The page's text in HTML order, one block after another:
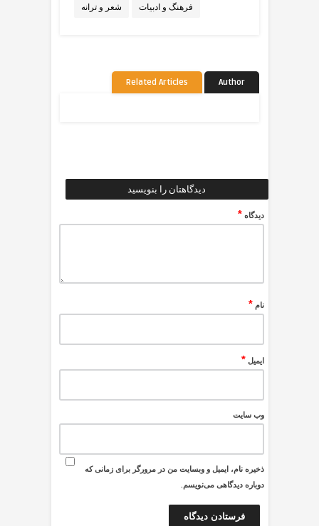
شعر و ترانه فرهنگ و ادبیات
Related Articles Author
دیدگاهتان را بنویسید
دیدگاه*
نام*
ایمیل*
وب‌ سایت
ذخیره نام، ایمیل و وبسایت من در مرورگر برای زمانی که
دوباره دیدگاهی می‌نویسم.